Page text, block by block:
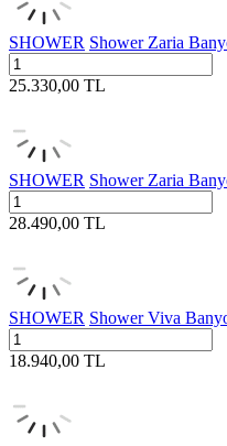
SHOWER Shower Zaria
25.330,00 TL
SHOWER Shower Zaria
28.490,00 TL
SHOWER Shower Viva
18.940,00 TL